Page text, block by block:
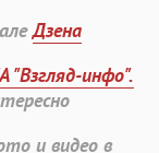
Дзена
"Взгляд-инфо".
и видео в